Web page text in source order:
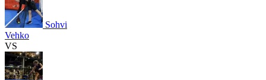
Sohvi
Vehko
VS